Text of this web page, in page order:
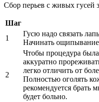
Сбор перьев с живых гусей
Шаг
1
Гусю надо связать
Начинать ощипывание
2
Чтобы процедура
аккуратно
легко отличить от
Полностью оголять
рекомендуется брать
будет больно.